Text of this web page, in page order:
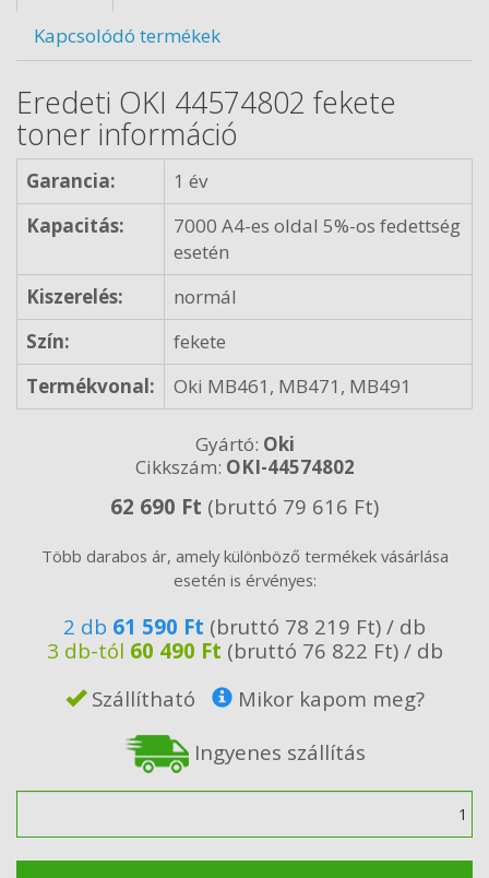
Kapcsolódó termékek
Eredeti OKI 44574802 fekete
toner információ
Garancia:
1 év
Kapacitás:
7000 A4-es oldal 5%-os fedettség
esetén
Kiszerelés:
normál
Szín:
fekete
Termékvonal:
Oki MB461, MB471, MB491
Gyártó: Oki
Cikkszám: OKI-44574802
62 690 Ft (bruttó 79 616 Ft)
Több darabos ár, amely különböző termékek vásárlása
esetén is érvényes:
2 db 61 590 Ft (bruttó 78 219 Ft) / db
3 db-tól 60 490 Ft (bruttó 76 822 Ft) / db
Szállítható
Mikor kapom meg?
Ingyenes szállítás